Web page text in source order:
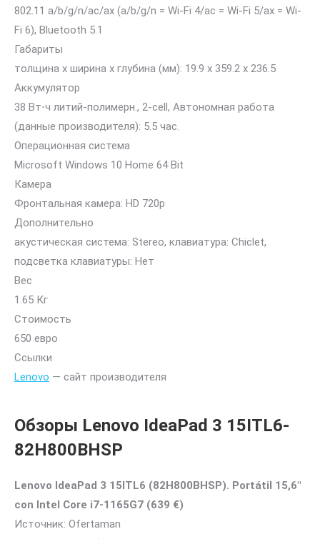
802.11 a/b/g/n/ac/ax (a/b/g/n = Wi-Fi 4/ac = Wi-Fi 5/ax = Wi-
Fi 6), Bluetooth 5.1
Габариты
толщина х ширина х глубина (мм): 19.9 x 359.2 x 236.5
Аккумулятор
38 Вт⋅ч литий-полимерн., 2-cell, Автономная работа
(данные производителя): 5.5 час.
Операционная система
Microsoft Windows 10 Home 64 Bit
Камера
Фронтальная камера: HD 720p
Дополнительно
акустическая система: Stereo, клавиатура: Chiclet,
подсветка клавиатуры: Нет
Вес
1.65 Кг
Стоимость
650 евро
Ссылки
Lenovo — сайт производителя
Обзоры Lenovo IdeaPad 3 15ITL6-
82H800BHSP
Lenovo IdeaPad 3 15ITL6 (82H800BHSP). Portátil 15,6″
con Intel Core i7-1165G7 (639 €)
Источник: Ofertaman